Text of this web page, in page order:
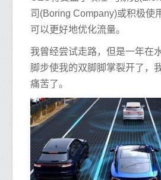
司(Boring Company)或积极使
可以更好地优化流量。
我曾经尝试走路，但是一年在
脚步使我的双脚脚掌裂开了，
痛苦了。